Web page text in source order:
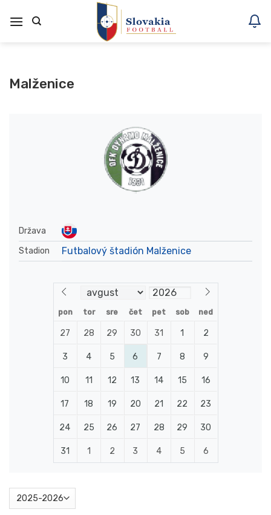
na
Malženice
Država
Stadion
Futbalový štadión Malženice
pon tor sre čet pet sob ned
27 28 29 30 31 1 2
3 4 5 6 7 8 9
10 11 12 13 14 15 16
17 18 19 20 21 22 23
24 25 26 27 28 29 30
31 1 2 3 4 5 6